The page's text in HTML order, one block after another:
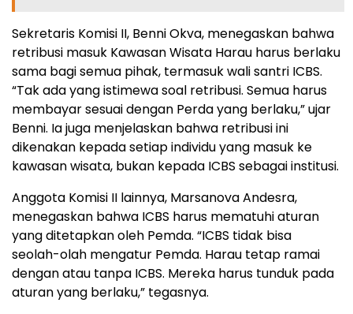
Sekretaris Komisi II, Benni Okva, menegaskan bahwa
retribusi masuk Kawasan Wisata Harau harus berlaku
sama bagi semua pihak, termasuk wali santri ICBS.
“Tak ada yang istimewa soal retribusi. Semua harus
membayar sesuai dengan Perda yang berlaku,” ujar
Benni. Ia juga menjelaskan bahwa retribusi ini
dikenakan kepada setiap individu yang masuk ke
kawasan wisata, bukan kepada ICBS sebagai institusi.
Anggota Komisi II lainnya, Marsanova Andesra,
menegaskan bahwa ICBS harus mematuhi aturan
yang ditetapkan oleh Pemda. “ICBS tidak bisa
seolah-olah mengatur Pemda. Harau tetap ramai
dengan atau tanpa ICBS. Mereka harus tunduk pada
aturan yang berlaku,” tegasnya.